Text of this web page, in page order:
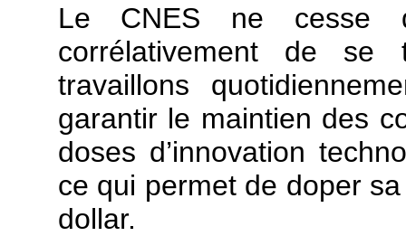
Le CNES ne cesse
corrélativement de se
travaillons
garantir le maintien des
doses d’innovation
ce qui permet de doper
dollar.